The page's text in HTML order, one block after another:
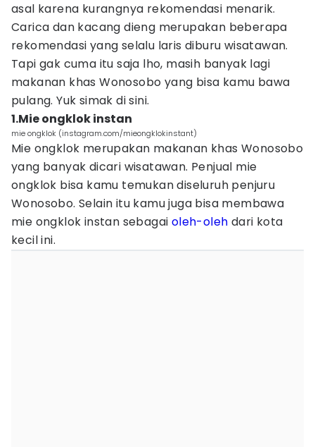
asal karena kurangnya rekomendasi menarik.
Carica dan kacang dieng merupakan beberapa
rekomendasi yang selalu laris diburu wisatawan.
Tapi gak cuma itu saja lho, masih banyak lagi
makanan khas Wonosobo yang bisa kamu bawa
pulang. Yuk simak di sini.
1.Mie ongklok instan
mie ongklok (instagram.com/mieongklokinstant)
Mie ongklok merupakan makanan khas Wonosobo
yang banyak dicari wisatawan. Penjual mie
ongklok bisa kamu temukan diseluruh penjuru
Wonosobo. Selain itu kamu juga bisa membawa
mie ongklok instan sebagai oleh-oleh dari kota
kecil ini.